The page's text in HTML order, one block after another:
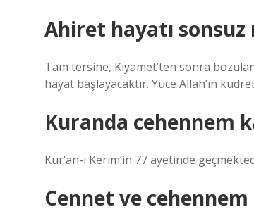
Ahiret hayatı sonsuz
Tam tersine, Kıyamet’ten sonra
hayat başlayacaktır. Yüce Allah’ın
Kuranda cehennem
Kur’an-ı Kerim’in 77 ayetinde
Cennet ve